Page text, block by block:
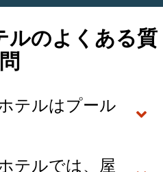
ルのよくある質
問
テルはプール
テルでは、屋